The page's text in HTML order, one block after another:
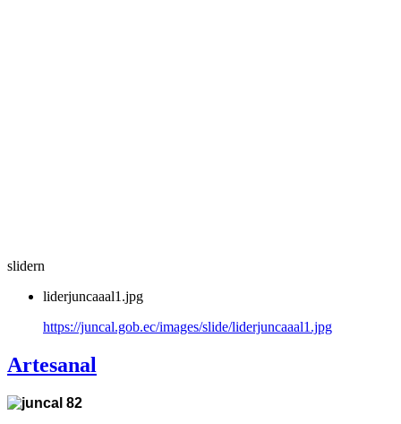
slidern
liderjuncaaal1.jpg
https://juncal.gob.ec/images/slide/liderjuncaaal1.jpg
Artesanal